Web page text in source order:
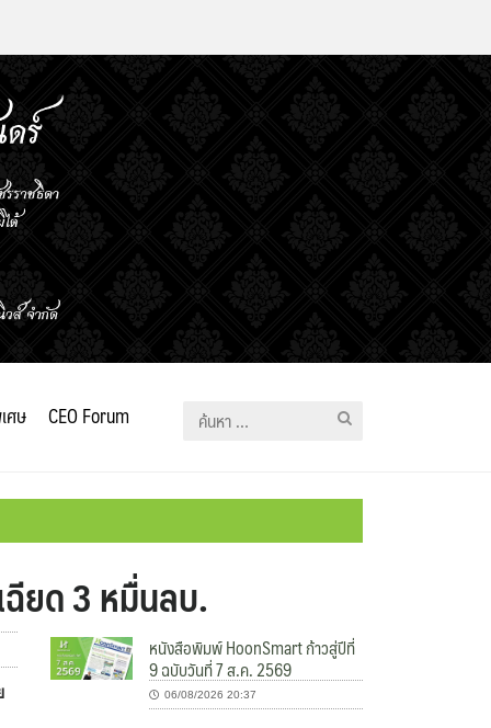
ศษ CEO Forum
ค้นหา
ยด 3 หมื่นลบ.
หนังสือพิมพ์ HoonSmart ก้าวสู่ปีที่
9 ฉบับวันที่ 7 ส.ค. 2569
06/08/2026 20:37